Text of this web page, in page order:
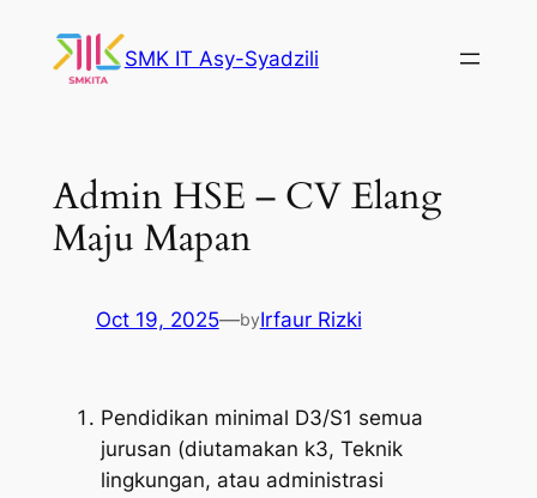
content
SMK IT Asy-Syadzili
Admin HSE – CV Elang
Maju Mapan
Oct 19, 2025—byIrfaur Rizki
Pendidikan minimal D3/S1 semua
jurusan (diutamakan k3, Teknik
lingkungan, atau administrasi